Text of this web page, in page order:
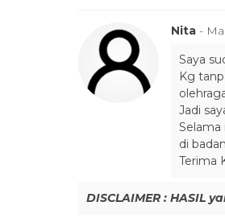
Nita -
Saya
Kg
Jadi
Selama
di
Terima
DISCLAIMER : HASIL